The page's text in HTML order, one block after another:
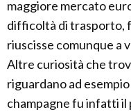
maggiore mercato
difficoltà di trasporto,
riuscisse comunque a
Altre curiosità che
riguardano ad
champagne fu infatti il